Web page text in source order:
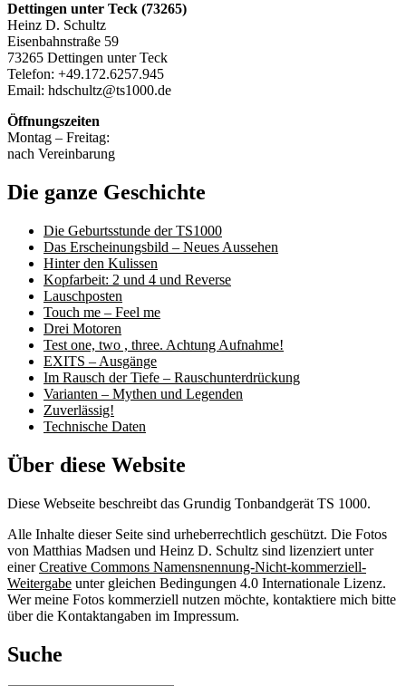
Dettingen unter Teck (73265)
Heinz D. Schultz
Eisenbahnstraße 59
73265 Dettingen unter Teck
Telefon: +49.172.6257.945
Email: hdschultz@ts1000.de
Öffnungszeiten
Montag – Freitag:
nach Vereinbarung
Die ganze Geschichte
Die Geburtsstunde der TS1000
Das Erscheinungsbild – Neues Aussehen
Hinter den Kulissen
Kopfarbeit: 2 und 4 und Reverse
Lauschposten
Touch me – Feel me
Drei Motoren
Test one, two , three. Achtung Aufnahme!
EXITS – Ausgänge
Im Rausch der Tiefe – Rauschunterdrückung
Varianten – Mythen und Legenden
Zuverlässig!
Technische Daten
Über diese Website
Diese Webseite beschreibt das Grundig Tonbandgerät TS 1000.
Alle Inhalte dieser Seite sind urheberrechtlich geschützt. Die Fotos
von Matthias Madsen und Heinz D. Schultz sind lizenziert unter
einerCreative Commons Namensnennung-Nicht-kommerziell-
Weitergabe unter gleichen Bedingungen 4.0 Internationale Lizenz.
Wer meine Fotos kommerziell nutzen möchte, kontaktiere mich bitte
über die Kontaktangaben im Impressum.
Suche